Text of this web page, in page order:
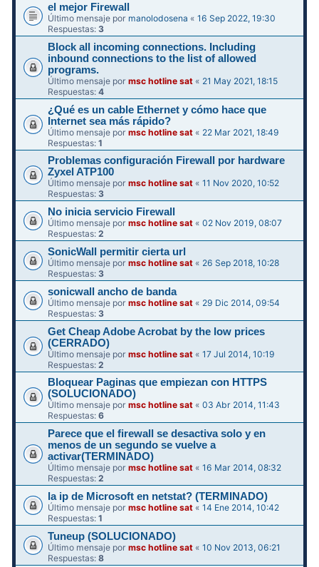
el mejor Firewall
Último mensaje por manolodosena «16 Sep 2022, 19:30
Respuestas:3
Block all incoming connections. Including
inbound connections to the list of allowed
programs.
Último mensaje pormsc hotline sat « 21 May 2021, 18:15
Respuestas:4
¿Qué es un cable Ethernet y cómo hace que
Internet sea más rápido?
Último mensaje pormsc hotline sat « 22 Mar 2021, 18:49
Respuestas:1
Problemas configuración Firewall por hardware
Zyxel ATP100
Último mensaje pormsc hotline sat «11 Nov 2020, 10:52
Respuestas: 3
No inicia servicio Firewall
Último mensaje pormsc hotline sat «02 Nov 2019, 08:07
Respuestas:2
SonicWall permitir cierta url
Último mensaje pormsc hotline sat « 26 Sep 2018, 10:28
Respuestas: 3
sonicwall ancho de banda
Último mensaje pormsc hotline sat « 29 Dic 2014, 09:54
Respuestas:3
Get Cheap Adobe Acrobat by the low prices
(CERRADO)
Último mensaje pormsc hotline sat «17 Jul 2014, 10:19
Respuestas:2
Bloquear Paginas que empiezan con HTTPS
(SOLUCIONADO)
Último mensaje pormsc hotline sat «03 Abr 2014, 11:43
Respuestas:6
Parece que el firewall se desactiva solo y en
menos de un segundo se vuelve a
activar(TERMINADO)
Último mensaje pormsc hotline sat «16 Mar 2014, 08:32
Respuestas:2
la ip de Microsoft en netstat? (TERMINADO)
Último mensaje pormsc hotline sat «14 Ene 2014, 10:42
Respuestas:1
Tuneup (SOLUCIONADO)
Último mensaje pormsc hotline sat «10 Nov 2013, 06:21
Respuestas:8